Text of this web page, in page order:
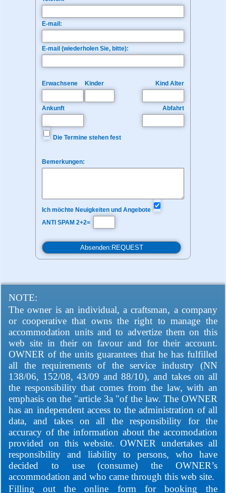
E-mail:
E-mail (wiederholen Sie, bitte):
Erwachsene Kinder Kind Alter
Ankunft Abfahrt
Die Termine stehen fest
Bemerkungen:
Ich möchte Neuigkeiten und Angebote
ANTI SPAM 2+2=
NOTE:
The owner is an individual, a craftsman, a company
or cooperative that owns the right to manage the
accommodation units and to advertize them on this
web site in their on favour and for their account.
OWNER of the units guarantees that he has fulfilled
all the requirements of the service industry (NN
138/06, 152/08, 43/09 and 88/10), and takes on all
the responsibility that comes from the law, with an
emphasis on the "article 3a "of the law. The OWNER
has an independent access to the administration of all
data, and takes on all the responsibility for the
accuracy of the information about the accomodation
provided on this website. OWNER undertakes all
responsibility and liability to persons, who have
decided to use (consume) the OWNER’s
accommodation and who came through this web site.
Filling out the online form for booking the